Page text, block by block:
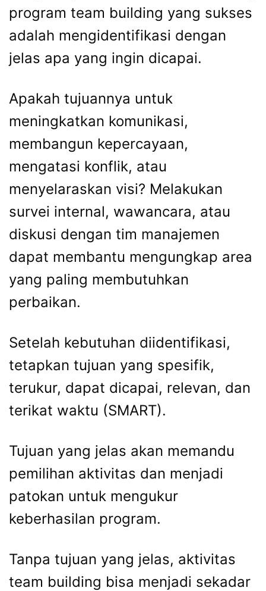
program team building yang sukses
adalah mengidentifikasi dengan
jelas apa yang ingin dicapai.
Apakah tujuannya untuk
meningkatkan komunikasi,
membangun kepercayaan,
mengatasi konflik, atau
menyelaraskan visi? Melakukan
survei internal, wawancara, atau
diskusi dengan tim manajemen
dapat membantu mengungkap area
yang paling membutuhkan
perbaikan.
Setelah kebutuhan diidentifikasi,
tetapkan tujuan yang spesifik,
terukur, dapat dicapai, relevan, dan
terikat waktu (SMART).
Tujuan yang jelas akan memandu
pemilihan aktivitas dan menjadi
patokan untuk mengukur
keberhasilan program.
Tanpa tujuan yang jelas, aktivitas
team building bisa menjadi sekadar